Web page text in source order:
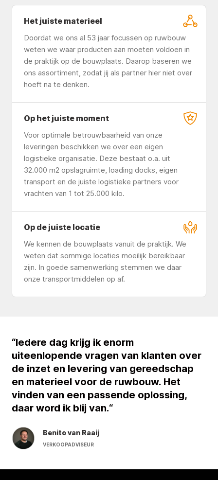
Het juiste materieel
Doordat we ons al 53 jaar focussen op ruwbouw
weten we waar producten aan moeten voldoen in
de praktijk op de bouwplaats. Daarop baseren we
ons assortiment, zodat jij als partner hier niet over
hoeft na te denken.
Op het juiste moment
Voor optimale betrouwbaarheid van onze
leveringen beschikken we over een eigen
logistieke organisatie. Deze bestaat o.a. uit
32.000 m2 opslagruimte, loading docks, eigen
transport en de juiste logistieke partners voor
vrachten van 1 tot 25.000 kilo.
Op de juiste locatie
We kennen de bouwplaats vanuit de praktijk. We
weten dat sommige locaties moeilijk bereikbaar
zijn. In goede samenwerking stemmen we daar
onze transportmiddelen op af.
“Iedere dag krijg ik enorm
uiteenlopende vragen van klanten over
de inzet en levering van gereedschap
en materieel voor de ruwbouw. Het
vinden van een passende oplossing,
daar word ik blij van.“
Benito van Raaij
VERKOOPADVISEUR